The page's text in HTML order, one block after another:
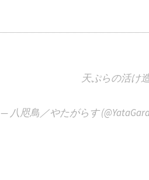
天ぷらの活け
— 八咫鳥／やたがらす︎︎︎